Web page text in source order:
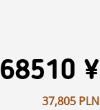
68510 ¥
37,805 PLN